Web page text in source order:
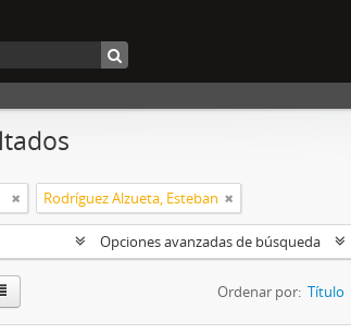
Rodríguez Alzueta, Esteban
Opciones avanzadas de búsqueda
Ordenar por: Título